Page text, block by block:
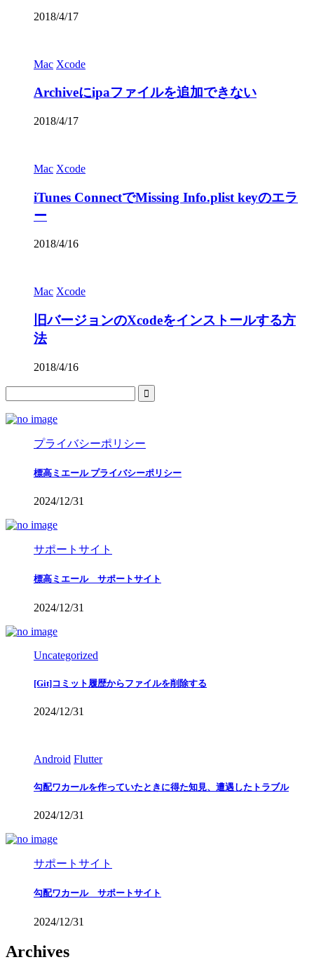
2018/4/17
Mac Xcode
Archiveにipaファイルを追加できない
2018/4/17
Mac Xcode
iTunes ConnectでMissing Info.plist keyのエラ
ー
2018/4/16
Mac Xcode
旧バージョンのXcodeをインストールする方
法
2018/4/16
プライバシーポリシー
標高ミエール プライバシーポリシー
2024/12/31
サポートサイト
標高ミエール サポートサイト
2024/12/31
Uncategorized
[Git]コミット履歴からファイルを削除する
2024/12/31
Android Flutter
勾配ワカールを作っていたときに得た知見、遭遇したトラブル
2024/12/31
サポートサイト
勾配ワカール サポートサイト
2024/12/31
Archives